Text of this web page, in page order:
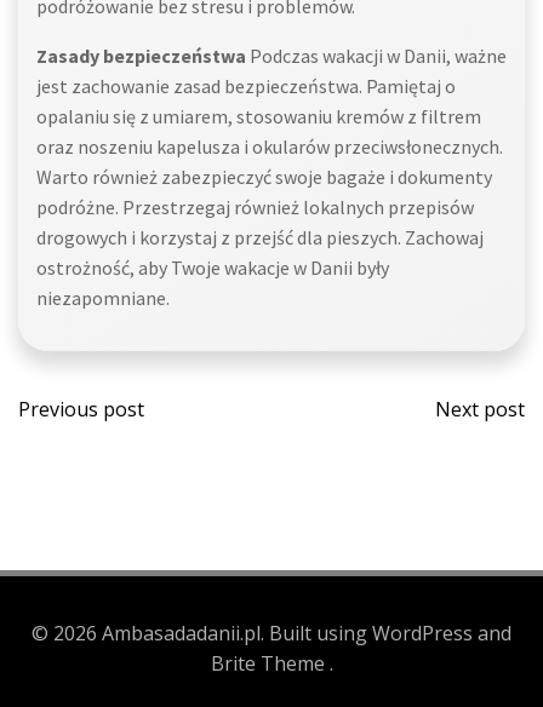
podróżowanie bez stresu i problemów.
Zasady bezpieczeństwa Podczas wakacji w Danii, ważne
jest zachowanie zasad bezpieczeństwa. Pamiętaj o
opalaniu się z umiarem, stosowaniu kremów z filtrem
oraz noszeniu kapelusza i okularów przeciwsłonecznych.
Warto również zabezpieczyć swoje bagaże i dokumenty
podróżne. Przestrzegaj również lokalnych przepisów
drogowych i korzystaj z przejść dla pieszych. Zachowaj
ostrożność, aby Twoje wakacje w Danii były
niezapomniane.
Post
Previous post
Post
Next post
© 2026 Ambasadadanii.pl. Built using WordPress and
Brite Theme .